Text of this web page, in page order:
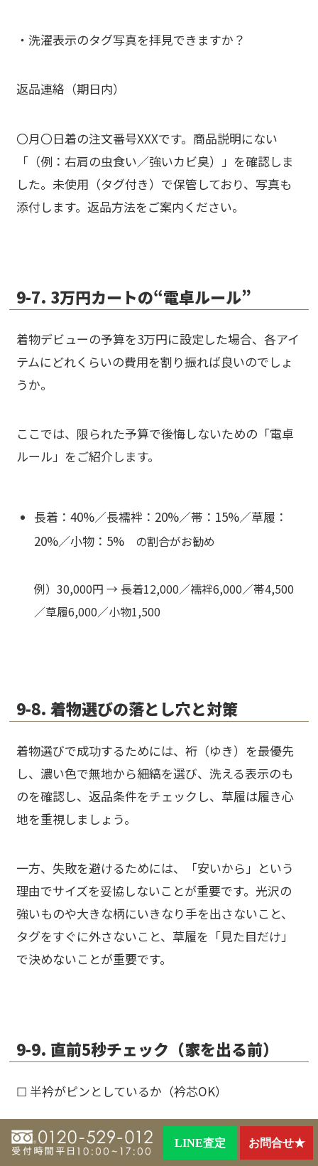
・洗濯表示のタグ写真を拝見できますか？
返品連絡（期日内）
〇月〇日着の注文番号XXXです。商品説明にない
「（例：右肩の虫食い／強いカビ臭）」を確認しま
した。未使用（タグ付き）で保管しており、写真も
添付します。返品方法をご案内ください。
9-7. 3万円カートの“電卓ルール”
着物デビューの予算を3万円に設定した場合、各アイ
テムにどれくらいの費用を割り振れば良いのでしょ
うか。
ここでは、限られた予算で後悔しないための「電卓
ルール」をご紹介します。
長着：40%／長襦袢：20%／帯：15%／草履：
20%／小物：5% の割合がお勧め
例）30,000円 → 長着12,000／襦袢6,000／帯4,500
／草履6,000／小物1,500
9-8. 着物選びの落とし穴と対策
着物選びで成功するためには、裄（ゆき）を最優先
し、濃い色で無地から細縞を選び、洗える表示のも
のを確認し、返品条件をチェックし、草履は履き心
地を重視しましょう。
一方、失敗を避けるためには、「安いから」という
理由でサイズを妥協しないことが重要です。光沢の
強いものや大きな柄にいきなり手を出さないこと、
タグをすぐに外さないこと、草履を「見た目だけ」
で決めないことが重要です。
9-9. 直前5秒チェック（家を出る前）
☐ 半衿がピンとしているか（衿芯OK）
☐ 帯水平（貝の口の角がまっすぐ）
LINE査定 お問合せ★